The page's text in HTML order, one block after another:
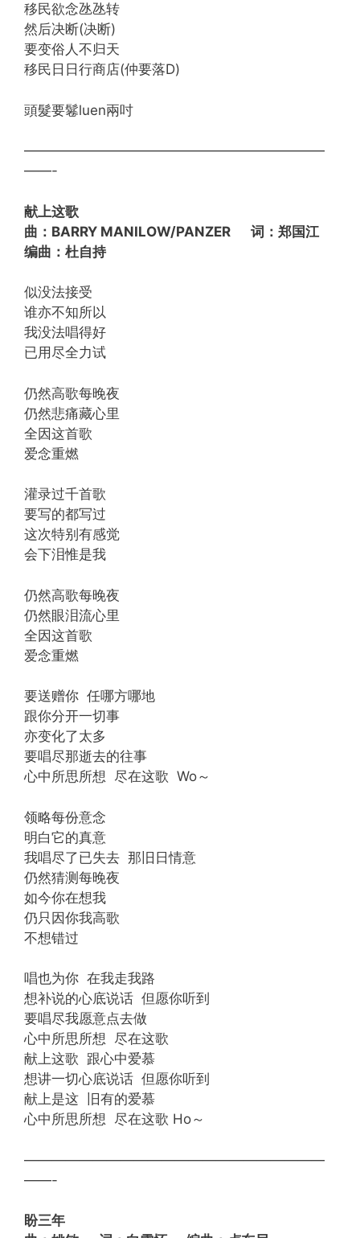
移民欲念氹氹转
然后决断(决断)
要变俗人不归天
移民日日行商店(仲要落D)
頭髮要鬈luen兩吋
——————————————————————
——-
献上这歌
曲：BARRY MANILOW/PANZER 词：郑国江
编曲：杜自持
似没法接受
谁亦不知所以
我没法唱得好
已用尽全力试
仍然高歌每晚夜
仍然悲痛藏心里
全因这首歌
爱念重燃
灌录过千首歌
要写的都写过
这次特别有感觉
会下泪惟是我
仍然高歌每晚夜
仍然眼泪流心里
全因这首歌
爱念重燃
要送赠你 任哪方哪地
跟你分开一切事
亦变化了太多
要唱尽那逝去的往事
心中所思所想 尽在这歌 Wo～
领略每份意念
明白它的真意
我唱尽了已失去 那旧日情意
仍然猜测每晚夜
如今你在想我
仍只因你我高歌
不想错过
唱也为你 在我走我路
想补说的心底说话 但愿你听到
要唱尽我愿意点去做
心中所思所想 尽在这歌
献上这歌 跟心中爱慕
想讲一切心底说话 但愿你听到
献上是这 旧有的爱慕
心中所思所想 尽在这歌 Ho～
——————————————————————
——-
盼三年